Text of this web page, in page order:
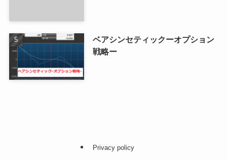
ベアシンセティックーオプション
戦略ー
Privacy policy